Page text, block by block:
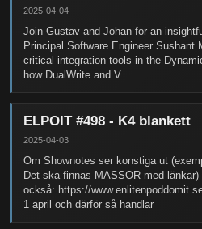
2025-04-04
Join Gustav and Johan for an
Principal Software Engineer Sushant
critical integration tools in the
how DualWrite and V
ELPOIT #498 - K4 blankett
2025-04-03
Om Shownotes ser konstiga ut
Det ska finnas MASSOR med
också: https://
1 april och därför så handlar